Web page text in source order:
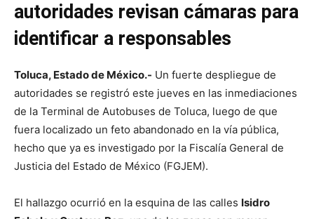
autoridades revisan cámaras para
identificar a responsables
Toluca, Estado de México.- Un fuerte despliegue de
autoridades se registró este jueves en las inmediaciones
de la Terminal de Autobuses de Toluca, luego de que
fuera localizado un feto abandonado en la vía pública,
hecho que ya es investigado por la Fiscalía General de
Justicia del Estado de México (FGJEM).
El hallazgo ocurrió en la esquina de las calles Isidro